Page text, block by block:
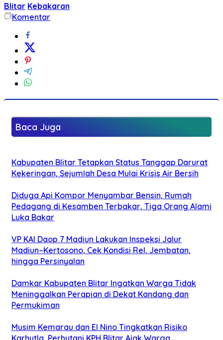
Blitar Kebakaran
Komentar
Baca Juga
Kabupaten Blitar Tetapkan Status Tanggap Darurat
Kekeringan, Sejumlah Desa Mulai Krisis Air Bersih
Diduga Api Kompor Menyambar Bensin, Rumah
Pedagang di Kesamben Terbakar, Tiga Orang Alami
Luka Bakar
VP KAI Daop 7 Madiun Lakukan Inspeksi Jalur
Madiun–Kertosono, Cek Kondisi Rel, Jembatan,
hingga Persinyalan
Damkar Kabupaten Blitar Ingatkan Warga Tidak
Meninggalkan Perapian di Dekat Kandang dan
Permukiman
Musim Kemarau dan El Nino Tingkatkan Risiko
Karhutla, Perhutani KPH Blitar Ajak Warga